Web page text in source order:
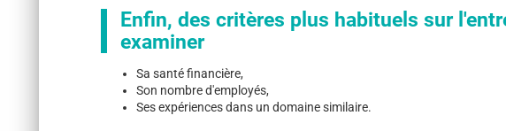
Enfin, des critères plus habituels sur
examiner
Sa santé financière,
Son nombre d'employés,
Ses expériences dans un domaine similaire.